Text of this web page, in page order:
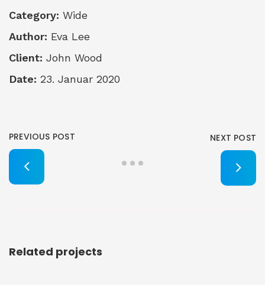
Category: Wide
Author: Eva Lee
Client: John Wood
Date: 23. Januar 2020
PREVIOUS POST NEXT POST
Related projects